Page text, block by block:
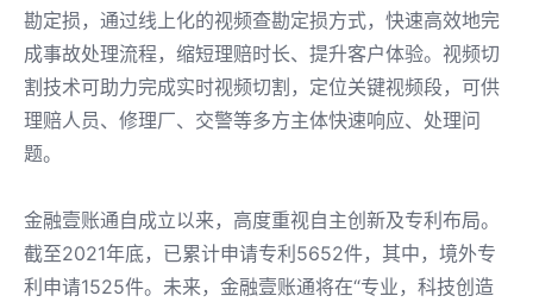
勘定损，通过线上化的视频查勘定损方式，快速高效地完
成事故处理流程，缩短理赔时长、提升客户体验。视频切
割技术可助力完成实时视频切割，定位关键视频段，可供
理赔人员、修理厂、交警等多方主体快速响应、处理问
题。
金融壹账通自成立以来，高度重视自主创新及专利布局。
截至2021年底，已累计申请专利5652件，其中，境外专
利申请1525件。未来，金融壹账通将在“专业，科技创造